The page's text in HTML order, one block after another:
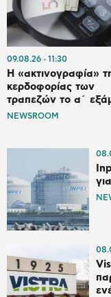
09.08.26 11:30
Η «ακτινογραφία»
κερδοφορίας των
τραπεζών το α΄
NEWSROOM